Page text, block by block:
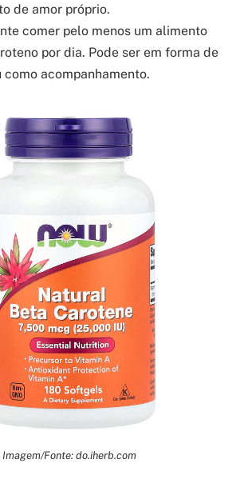
de amor próprio.
comer pelo menos um alimento
por dia. Pode ser em forma de
como acompanhamento.
Imagem/Fonte: do.iherb.com